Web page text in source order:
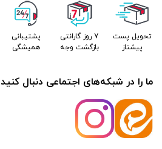
تحویل پست
پیشتاز
7 روز گارانتی
بازگشت وجه
پشتیبانی
همیشگی
ما را در شبکه‌های اجتماعی دنبال کنید